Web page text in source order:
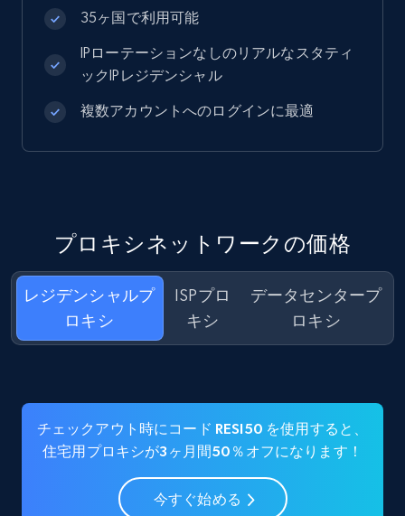
35ヶ国で利用可能
IPローテーションなしのリアルなスタティ
ックIPレジデンシャル
複数アカウントへのログインに最適
プロキシネットワークの価格
レジデンシャルプ
ロキシ
ISPプロ
キシ
データセンタープ
ロキシ
チェックアウト時にコード RESI50 を使用すると、
住宅用プロキシが3ヶ月間50％オフになります！
今すぐ始める